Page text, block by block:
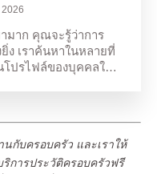
มาก คุณจะรู้ว่าการ
เราค้นหาในหลายที่
โปรไฟล์ของบุคคลใ…
นกับครอบครัว และเราให้
การประวัติครอบครัวฟรี